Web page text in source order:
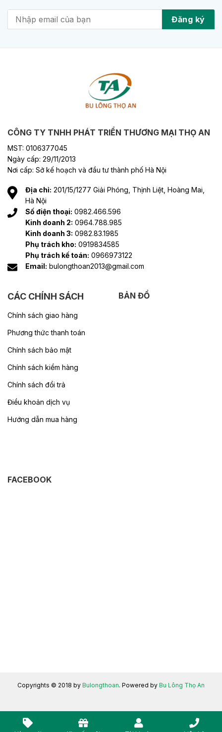
CÔNG TY TNHH PHÁT TRIỂN THƯƠNG MẠI THỌ AN
MST: 0106377045
Ngày cấp: 29/11/2013
Nơi cấp: Sở kế hoạch và đầu tư thành phố Hà Nội
Địa chỉ: 201/15/1277 Giải Phóng, Thịnh Liệt, Hoàng Mai,
Hà Nội
Số điện thoại: 0982.466.596
Kinh doanh 2: 0964.788.985
Kinh doanh 3: 0982.83.1985
Phụ trách kho: 0919834585
Phụ trách kế toán: 0966973122
Email: bulongthoan2013@gmail.com
CÁC CHÍNH SÁCH
Chính sách giao hàng
Phương thức thanh toán
Chính sách bảo mật
Chính sách kiểm hàng
Chính sách đổi trả
Điều khoản dịch vụ
Hướng dẫn mua hàng
BẢN ĐỒ
FACEBOOK
Copyrights © 2018 by Bulongthoan. Powered by Bu Lông Thọ An